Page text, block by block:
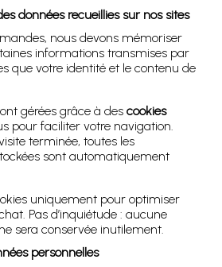
données recueillies sur nos sites
nous devons mémoriser
informations transmises par
que votre identité et le contenu de
gérées grâce à des cookies
pour faciliter votre navigation.
terminée, toutes les
sont automatiquement
uniquement pour optimiser
Pas d’inquiétude : aucune
sera conservée inutilement.
personnelles